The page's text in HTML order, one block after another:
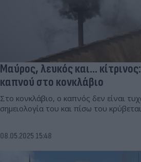
Μαύρος, λευκός και...
καπνού στο κονκλάβιο
Στο κονκλάβιο, ο καπνός δεν είναι
σημειολογία του και πίσω του
08.05.2025 15:48